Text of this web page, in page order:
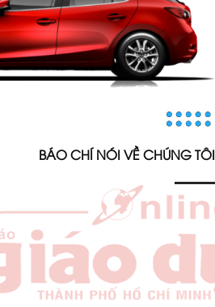
BÁO CHÍ NÓI VỀ CHÚNG TÔI